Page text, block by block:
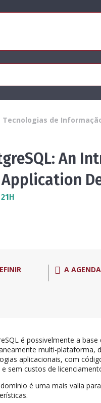
Tecnologias de
An
A
é possivelmente a
multi-plataforma,
aplicacionais, com
sem custos de
é uma mais valia